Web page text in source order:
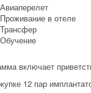
Авиаперелет
Проживание в отеле
Трансфер
Обучение
включает
12 пар